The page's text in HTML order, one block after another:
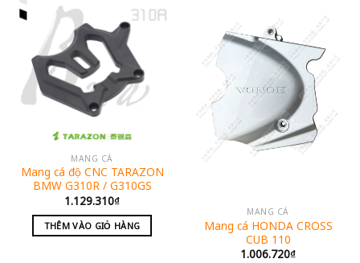
MANG CÁ
Mang cá độ CNC TARAZON
BMW G310R / G310GS
1.129.310₫
THÊM VÀO GIỎ HÀNG
MANG CÁ
Mang cá HONDA CROSS
CUB 110
1.006.720₫